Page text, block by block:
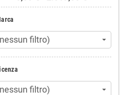
filtro)
filtro)